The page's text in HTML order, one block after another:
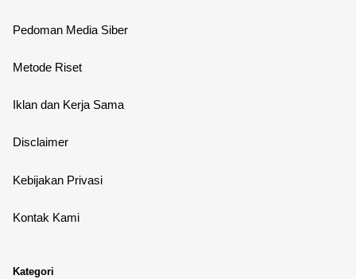
Pedoman Media Siber
Metode Riset
Iklan dan Kerja Sama
Disclaimer
Kebijakan Privasi
Kontak Kami
Kategori